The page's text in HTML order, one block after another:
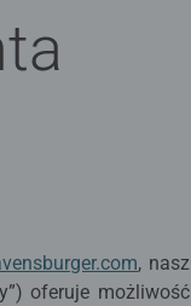
, nasz
oferuje możliwość